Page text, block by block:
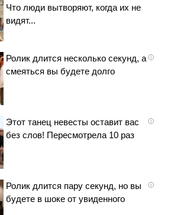
Что люди вытворяют, когда их не
видят...
i
Ролик длится несколько секунд, а
смеяться вы будете долго
i
Этот танец невесты оставит вас
без слов! Пересмотрела 10 раз
i
Ролик длится пару секунд, но вы
будете в шоке от увиденного